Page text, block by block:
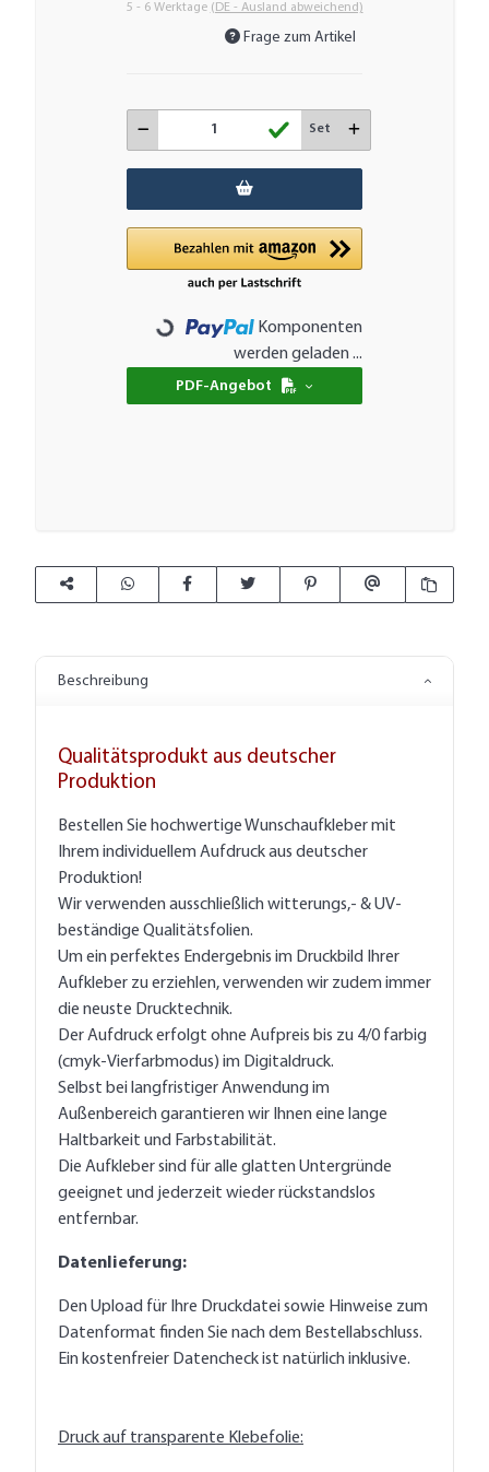
5 - 6 Werktage (DE - Ausland abweichend)
Frage zum Artikel
Set
Loading...
Komponenten
werden geladen ...
PDF-Angebot
Beschreibung
Qualitätsprodukt aus deutscher
Produktion
Bestellen Sie hochwertige Wunschaufkleber mit
Ihrem individuellem Aufdruck aus deutscher
Produktion!
Wir verwenden ausschließlich witterungs,- & UV-
beständige Qualitätsfolien.
Um ein perfektes Endergebnis im Druckbild Ihrer
Aufkleber zu erziehlen, verwenden wir zudem immer
die neuste Drucktechnik.
Der Aufdruck erfolgt ohne Aufpreis bis zu 4/0 farbig
(cmyk-Vierfarbmodus) im Digitaldruck.
Selbst bei langfristiger Anwendung im
Außenbereich garantieren wir Ihnen eine lange
Haltbarkeit und Farbstabilität.
Die Aufkleber sind für alle glatten Untergründe
geeignet und jederzeit wieder rückstandslos
entfernbar.
Datenlieferung:
Den Upload für Ihre Druckdatei sowie Hinweise zum
Datenformat finden Sie nach dem Bestellabschluss.
Ein kostenfreier Datencheck ist natürlich inklusive.
Druck auf transparente Klebefolie: